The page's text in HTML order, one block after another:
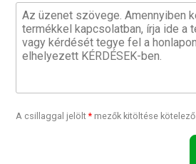
A csillaggal jelölt* mezők kitöltése kötelező